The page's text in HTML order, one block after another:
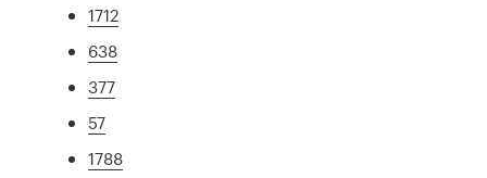
1712
638
377
57
1788